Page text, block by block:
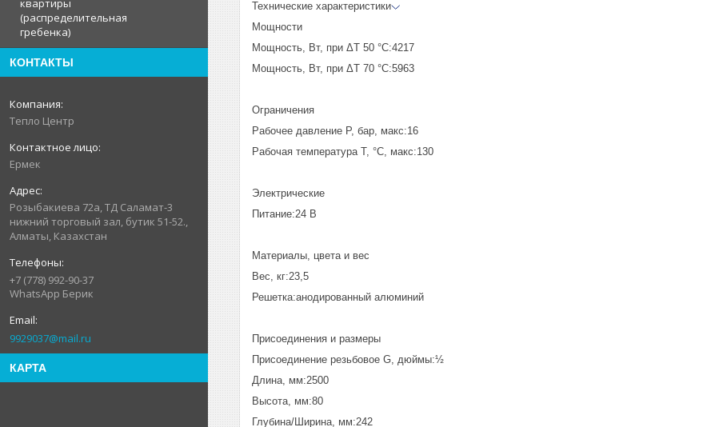
квартиры
(распределительная
гребенка)
КОНТАКТЫ
Тепло Центр
Ермек
Розыбакиева 72а, ТД Саламат-3
нижний торговый зал, бутик 51-52.,
Алматы, Казахстан
+7 (778) 992-90-37
WhatsApp Берик
9929037@mail.ru
КАРТА
Технические характеристики
Мощности
Мощность, Вт, при ΔT 50 °С:4217
Мощность, Вт, при ΔT 70 °С:5963
Ограничения
Рабочее давление P, бар, макс:16
Рабочая температура T, °C, макс:130
Электрические
Питание:24 В
Материалы, цвета и вес
Вес, кг:23,5
Решетка:анодированный алюминий
Присоединения и размеры
Присоединение резьбовое G, дюймы:½
Длина, мм:2500
Высота, мм:80
Глубина/Ширина, мм:242